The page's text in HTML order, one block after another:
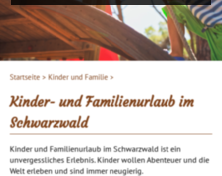
Startseite > Kinder und Familie >
Kinder- und Familienurlaub im
Schwarzwald
Kinder und Familienurlaub im Schwarzwald ist ein
unvergessliches Erlebnis. Kinder wollen Abenteuer und die
Welt erleben und sind immer neugierig.